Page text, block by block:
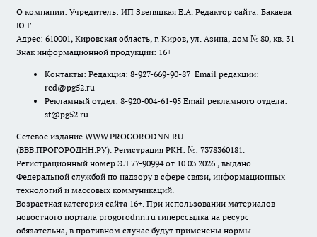
О компании: Учредитель: ИП Звеняцкая Е.А. Редактор сайта: Бакаева
Ю.Г.
Адрес: 610001, Кировская область, г. Киров, ул. Азина, дом № 80, кв. 31
Знак информационной продукции: 16+
Контакты: Редакция: 8-927-669-90-87 Email редакции:
red@pg52.ru
Рекламный отдел: 8-920-004-61-95 Email рекламного отдела:
st@pg52.ru
Сетевое издание WWW.PROGORODNN.RU
(ВВВ.ПРОГОРОДНН.РУ). Регистрация РКН: №: 7378360181.
Регистрационный номер ЭЛ 77-90994 от 10.03.2026., выдано
Федеральной службой по надзору в сфере связи, информационных
технологий и массовых коммуникаций.
Возрастная категория сайта 16+. При использовании материалов
новостного портала progorodnn.ru гиперссылка на ресурс
обязательна, в противном случае будут применены нормы